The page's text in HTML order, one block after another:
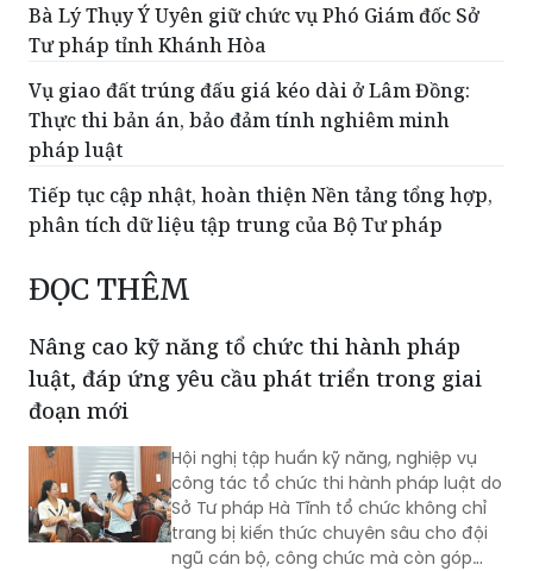
Bà Lý Thụy Ý Uyên giữ chức vụ Phó Giám đốc Sở
Tư pháp tỉnh Khánh Hòa
Vụ giao đất trúng đấu giá kéo dài ở Lâm Đồng:
Thực thi bản án, bảo đảm tính nghiêm minh
pháp luật
Tiếp tục cập nhật, hoàn thiện Nền tảng tổng hợp,
phân tích dữ liệu tập trung của Bộ Tư pháp
ĐỌC THÊM
Nâng cao kỹ năng tổ chức thi hành pháp
luật, đáp ứng yêu cầu phát triển trong giai
đoạn mới
Hội nghị tập huấn kỹ năng, nghiệp vụ
công tác tổ chức thi hành pháp luật do
Sở Tư pháp Hà Tĩnh tổ chức không chỉ
trang bị kiến thức chuyên sâu cho đội
ngũ cán bộ, công chức mà còn góp